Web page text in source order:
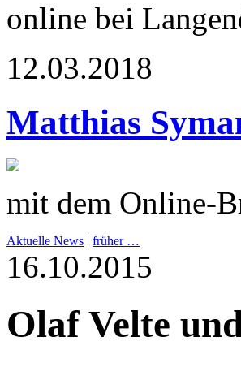
online bei
12.03.2018
Matthias
mit dem Online-
Aktuelle News | früher …
16.10.2015
Olaf Velte